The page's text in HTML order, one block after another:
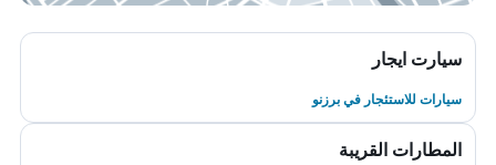
سيارت ايجار
سيارات للاستئجار في برزنو
المطارات القريبة